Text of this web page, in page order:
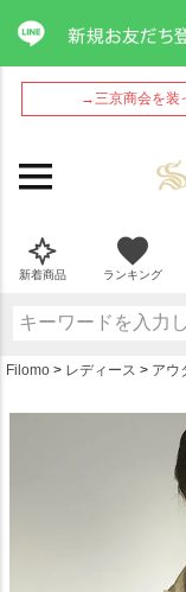
→三京商会を装
新着商品 ランキング
Filomo レディース アウ